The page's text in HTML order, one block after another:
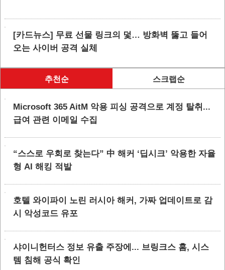
[카드뉴스] 무료 선물 링크의 덫… 방화벽 뚫고 들어
오는 사이버 공격 실체
추천순 스크랩순
Microsoft 365 AitM 악용 피싱 공격으로 계정 탈취...
급여 관련 이메일 수집
“스스로 우회로 찾는다” 中 해커 ‘딥시크’ 악용한 자율
형 AI 해킹 적발
호텔 와이파이 노린 러시아 해커, 가짜 업데이트로 감
시 악성코드 유포
샤이니헌터스 정보 유출 주장에... 브링크스 홈, 시스
템 침해 공식 확인